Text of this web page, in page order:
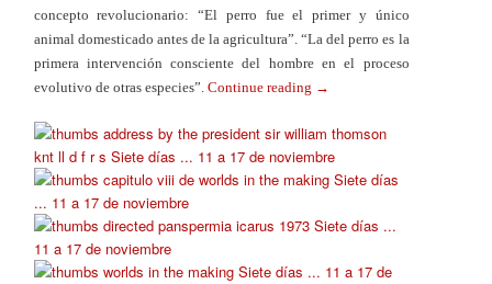
concepto revolucionario: “El perro fue el primer y único
animal domesticado antes de la agricultura”. “La del perro es la
primera intervención consciente del hombre en el proceso
evolutivo de otras especies”. Continue reading →